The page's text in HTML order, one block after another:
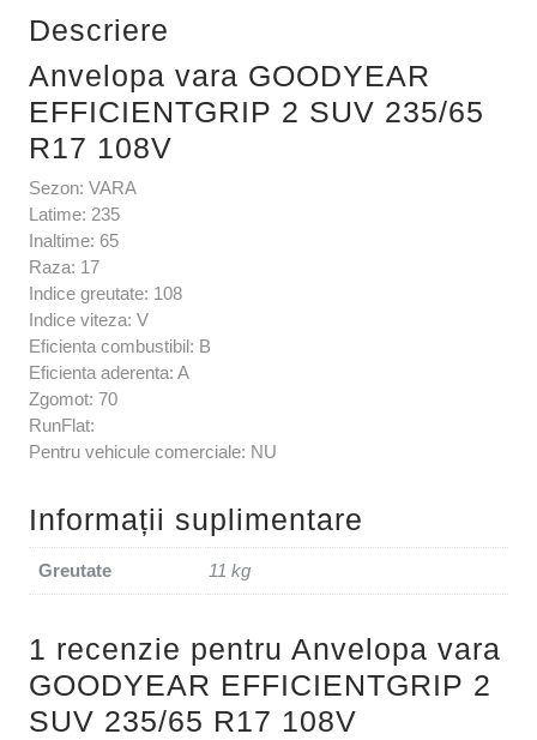
Descriere
Anvelopa vara GOODYEAR
EFFICIENTGRIP 2 SUV 235/65
R17 108V
Sezon: VARA
Latime: 235
Inaltime: 65
Raza: 17
Indice greutate: 108
Indice viteza: V
Eficienta combustibil: B
Eficienta aderenta: A
Zgomot: 70
RunFlat:
Pentru vehicule comerciale: NU
Informații suplimentare
Greutate 11 kg
1 recenzie pentru Anvelopa vara
GOODYEAR EFFICIENTGRIP 2
SUV 235/65 R17 108V